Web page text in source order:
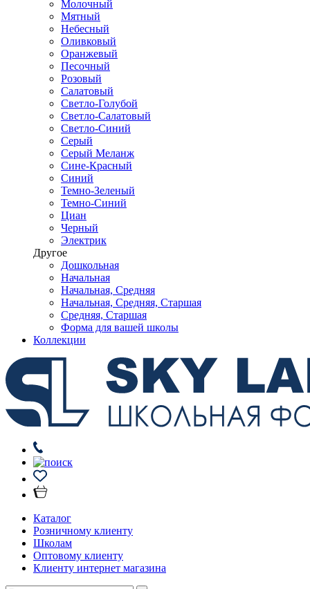
Молочный
Мятный
Небесный
Оливковый
Оранжевый
Песочный
Розовый
Салатовый
Светло-Голубой
Светло-Салатовый
Светло-Синий
Серый
Серый Меланж
Сине-Красный
Синий
Темно-Зеленый
Темно-Синий
Циан
Черный
Электрик
Другое
Дошкольная
Начальная
Начальная, Средняя
Начальная, Средняя, Старшая
Средняя, Старшая
Форма для вашей школы
Коллекции
Каталог
Розничному клиенту
Школам
Оптовому клиенту
Клиенту интернет магазина